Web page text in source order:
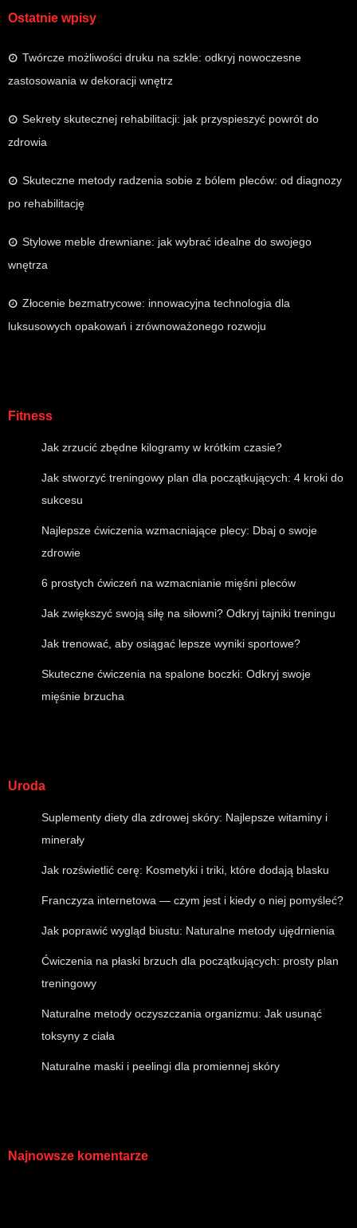
Ostatnie wpisy
Twórcze możliwości druku na szkle: odkryj nowoczesne
zastosowania w dekoracji wnętrz
Sekrety skutecznej rehabilitacji: jak przyspieszyć powrót do
zdrowia
Skuteczne metody radzenia sobie z bólem pleców: od diagnozy
po rehabilitację
Stylowe meble drewniane: jak wybrać idealne do swojego
wnętrza
Złocenie bezmatrycowe: innowacyjna technologia dla
luksusowych opakowań i zrównoważonego rozwoju
Fitness
Jak zrzucić zbędne kilogramy w krótkim czasie?
Jak stworzyć treningowy plan dla początkujących: 4 kroki do
sukcesu
Najlepsze ćwiczenia wzmacniające plecy: Dbaj o swoje
zdrowie
6 prostych ćwiczeń na wzmacnianie mięśni pleców
Jak zwiększyć swoją siłę na siłowni? Odkryj tajniki treningu
Jak trenować, aby osiągać lepsze wyniki sportowe?
Skuteczne ćwiczenia na spalone boczki: Odkryj swoje
mięśnie brzucha
Uroda
Suplementy diety dla zdrowej skóry: Najlepsze witaminy i
minerały
Jak rozświetlić cerę: Kosmetyki i triki, które dodają blasku
Franczyza internetowa — czym jest i kiedy o niej pomyśleć?
Jak poprawić wygląd biustu: Naturalne metody ujędrnienia
Ćwiczenia na płaski brzuch dla początkujących: prosty plan
treningowy
Naturalne metody oczyszczania organizmu: Jak usunąć
toksyny z ciała
Naturalne maski i peelingi dla promiennej skóry
Najnowsze komentarze